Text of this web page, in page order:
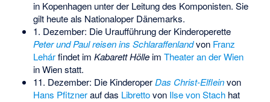
in Kopenhagen unter der Leitung des Komponisten. Sie
gilt heute als Nationaloper Dänemarks.
1. Dezember: Die Uraufführung der Kinderoperette
Peter und Paul reisen ins Schlaraffenlandvon Franz
Lehárfindet im Kabarett Hölleim Theater an der Wien
in Wien statt.
11. Dezember: Die KinderoperDas Christ-Elfleinvon
Hans Pfitznerauf das Librettovon Ilse von Stachhat